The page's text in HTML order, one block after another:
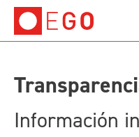
Información